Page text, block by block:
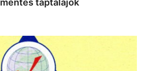
mentes táptalajok